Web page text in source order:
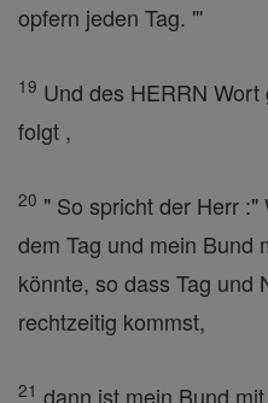
opfern jeden Tag. "'
19 Und des HERRN
folgt ,
20 " So spricht der Herr
dem Tag und mein Bund
könnte, so dass Tag und
rechtzeitig kommst,
21 dann ist mein Bund